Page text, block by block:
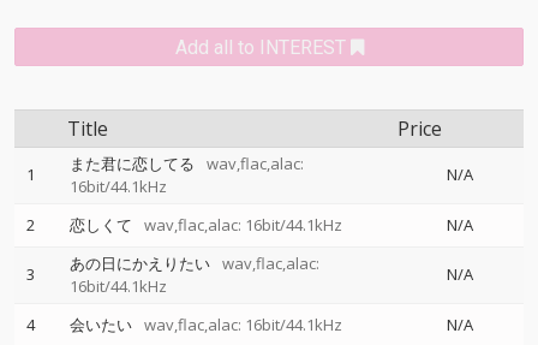
Add all to INTEREST
Title Price
1 また君に恋してる
wav,flac,alac:
16bit/44.1kHz
N/A
2 恋しくて wav,flac,alac: 16bit/44.1kHz N/A
3 あの日にかえりたい wav,flac,alac:
16bit/44.1kHz
N/A
4 会いたい wav,flac,alac: 16bit/44.1kHz
N/A